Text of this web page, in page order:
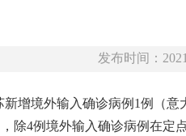
发布时间：
新增境外输入确诊病例1例（
除4例境外输入确诊病例在定